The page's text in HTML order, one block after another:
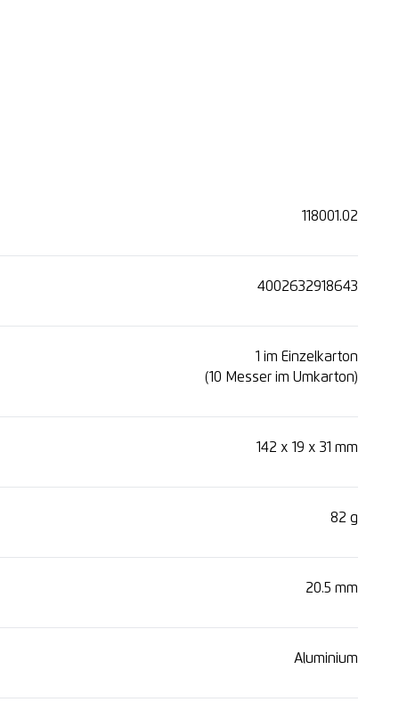
118001.02
4002632918643
1 im Einzelkarton
(10 Messer im Umkarton)
142 x 19 x 31 mm
82 g
20.5 mm
Aluminium